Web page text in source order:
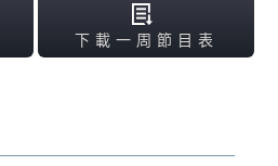
09:30-10:30
下載一周節目表